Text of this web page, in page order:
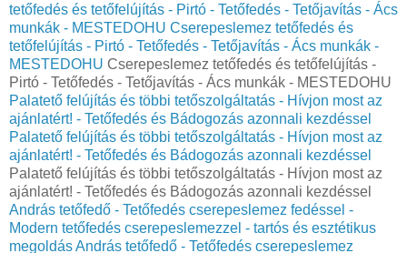
tetőfedés és tetőfelújítás - Pirtó - Tetőfedés - Tetőjavítás - Ács
munkák - MESTEDOHU Cserepeslemez tetőfedés és
tetőfelújítás - Pirtó - Tetőfedés - Tetőjavítás - Ács munkák -
MESTEDOHU Cserepeslemez tetőfedés és tetőfelújítás -
Pirtó - Tetőfedés - Tetőjavítás - Ács munkák - MESTEDOHU
Palatető felújítás és többi tetőszolgáltatás - Hívjon most az
ajánlatért! - Tetőfedés és Bádogozás azonnali kezdéssel
Palatető felújítás és többi tetőszolgáltatás - Hívjon most az
ajánlatért! - Tetőfedés és Bádogozás azonnali kezdéssel
Palatető felújítás és többi tetőszolgáltatás - Hívjon most az
ajánlatért! - Tetőfedés és Bádogozás azonnali kezdéssel
András tetőfedő - Tetőfedés cserepeslemez fedéssel -
Modern tetőfedés cserepeslemezzel - tartós és esztétikus
megoldásAndrás tetőfedő - Tetőfedés cserepeslemez